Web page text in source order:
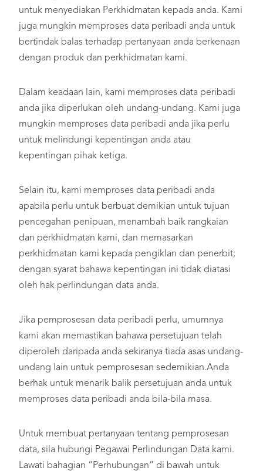
untuk menyediakan Perkhidmatan kepada anda. Kami
juga mungkin memproses data peribadi anda untuk
bertindak balas terhadap pertanyaan anda berkenaan
dengan produk dan perkhidmatan kami.
Dalam keadaan lain, kami memproses data peribadi
anda jika diperlukan oleh undang-undang. Kami juga
mungkin memproses data peribadi anda jika perlu
untuk melindungi kepentingan anda atau
kepentingan pihak ketiga.
Selain itu, kami memproses data peribadi anda
apabila perlu untuk berbuat demikian untuk tujuan
pencegahan penipuan, menambah baik rangkaian
dan perkhidmatan kami, dan memasarkan
perkhidmatan kami kepada pengiklan dan penerbit;
dengan syarat bahawa kepentingan ini tidak diatasi
oleh hak perlindungan data anda.
Jika pemprosesan data peribadi perlu, umumnya
kami akan memastikan bahawa persetujuan telah
diperoleh daripada anda sekiranya tiada asas undang-
undang lain untuk pemprosesan sedemikian.Anda
berhak untuk menarik balik persetujuan anda untuk
memproses data peribadi anda bila-bila masa.
Untuk membuat pertanyaan tentang pemprosesan
data, sila hubungi Pegawai Perlindungan Data kami.
Lawati bahagian “Perhubungan” di bawah untuk